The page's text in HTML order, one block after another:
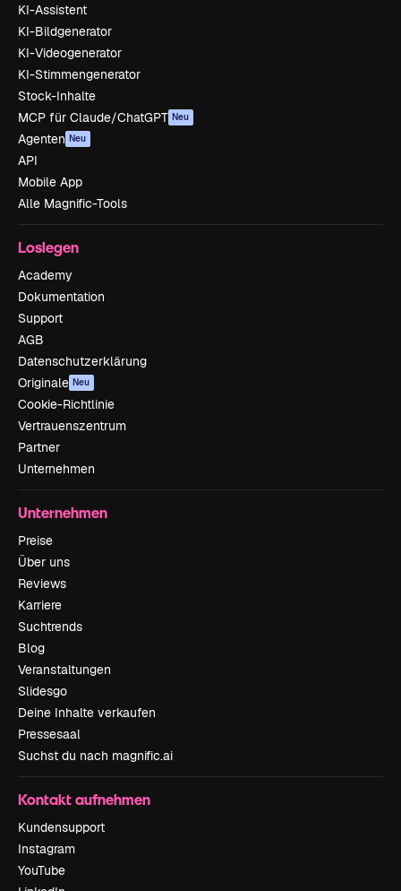
KI-Assistent
KI-Bildgenerator
KI-Videogenerator
KI-Stimmengenerator
Stock-Inhalte
MCP für Claude/ChatGPT Neu
Agenten Neu
API
Mobile App
Alle Magnific-Tools
Loslegen
Academy
Dokumentation
Support
AGB
Datenschutzerklärung
Originale Neu
Cookie-Richtlinie
Vertrauenszentrum
Partner
Unternehmen
Unternehmen
Preise
Über uns
Reviews
Karriere
Suchtrends
Blog
Veranstaltungen
Slidesgo
Deine Inhalte verkaufen
Pressesaal
Suchst du nach magnific.ai
Kontakt aufnehmen
Kundensupport
Instagram
YouTube